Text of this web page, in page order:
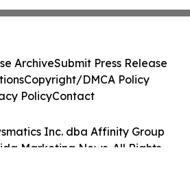
Inc. dba Affinity Group
Marketing News. All Rights
ArchiveSubmit Press Release
Copyright/DMCA Policy
PolicyContact